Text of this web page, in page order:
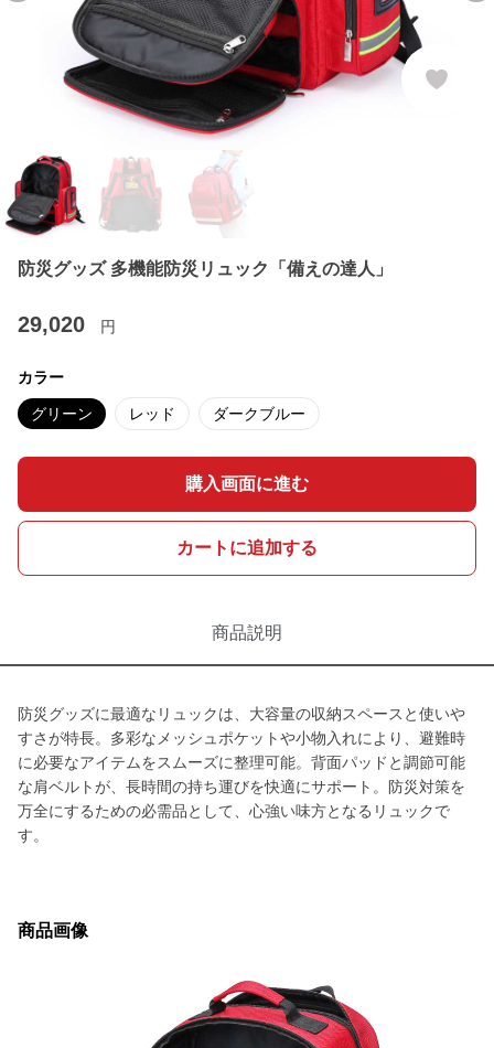
防災グッズ 多機能防災リュック「備えの達人」
29,020 円
カラー
グリーン レッド ダークブルー
購入画面に進む
カートに追加する
商品説明
防災グッズに最適なリュックは、大容量の収納スペースと使いや
すさが特長。多彩なメッシュポケットや小物入れにより、避難時
に必要なアイテムをスムーズに整理可能。背面パッドと調節可能
な肩ベルトが、長時間の持ち運びを快適にサポート。防災対策を
万全にするための必需品として、心強い味方となるリュックで
す。
商品画像